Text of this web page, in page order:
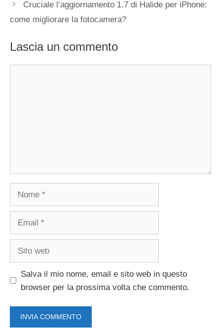
Cruciale l’aggiornamento 1.7 di Halide per iPhone:
come migliorare la fotocamera?
Lascia un commento
Salva il mio nome, email e sito web in questo
browser per la prossima volta che commento.